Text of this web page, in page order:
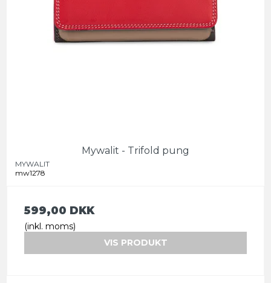
Mywalit - Trifold pung
MYWALIT
mw1278
599,00 DKK
(inkl. moms)
VIS PRODUKT